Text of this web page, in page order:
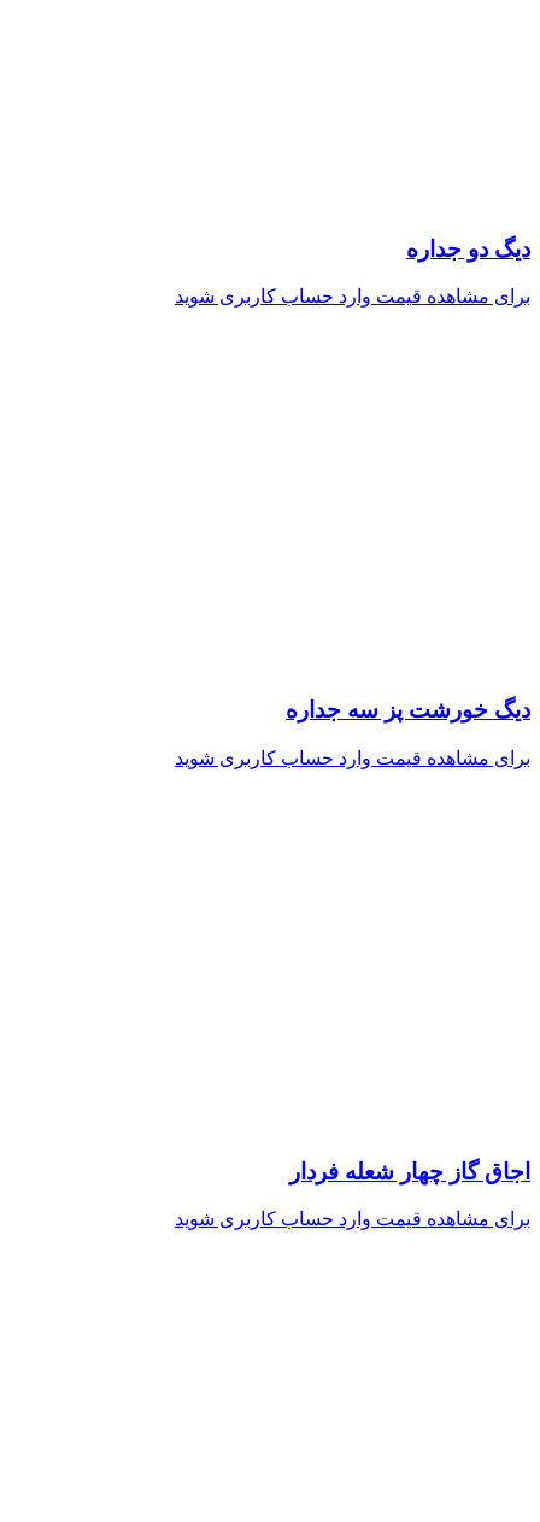
دیگ دو جداره
برای مشاهده قیمت وارد حساب کاربری شوید
دیگ خورشت پز سه جداره
برای مشاهده قیمت وارد حساب کاربری شوید
اجاق گاز چهار شعله فردار
برای مشاهده قیمت وارد حساب کاربری شوید